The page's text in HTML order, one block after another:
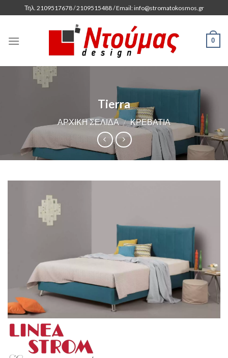
to
Τηλ. 2109517678 / 2109515488 / Email: info@stromatokosmos.gr
0
Tierra
ΑΡΧΙΚΉ ΣΕΛΊΔΑ / ΚΡΕΒΆΤΙΑ